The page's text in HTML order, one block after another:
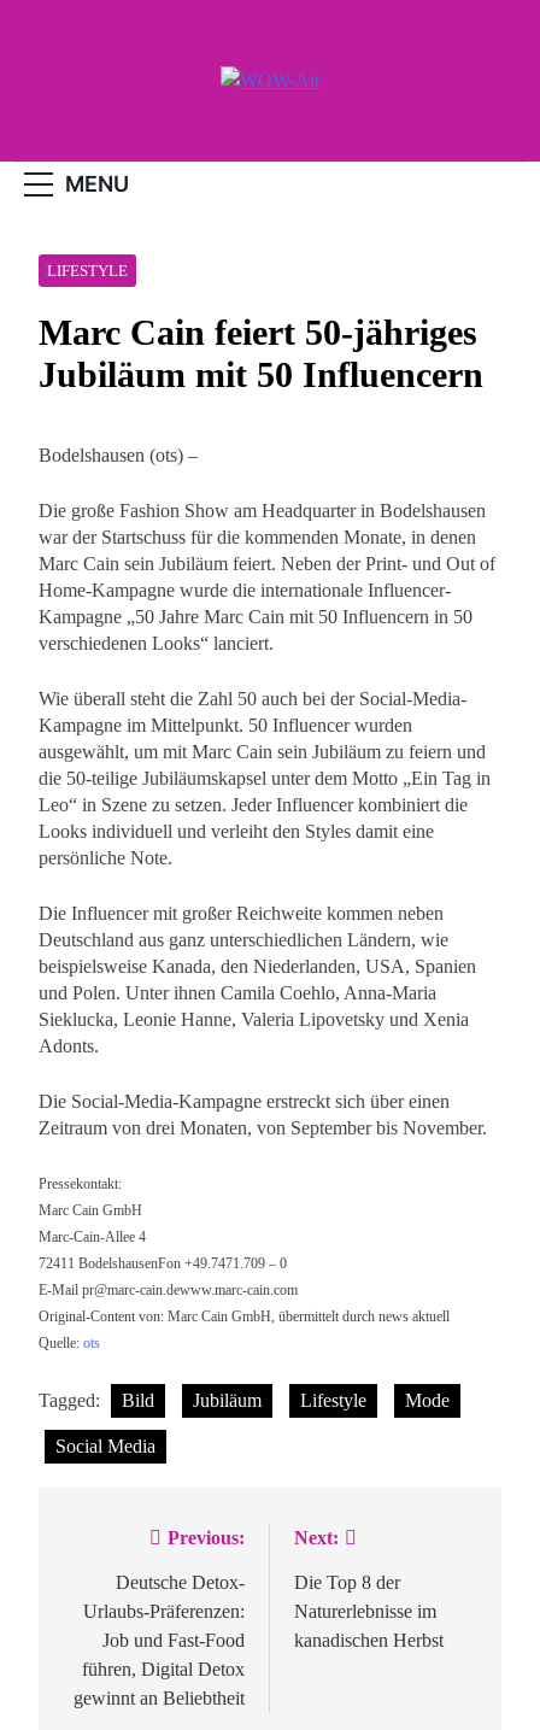
MENU
LIFESTYLE
Marc Cain feiert 50-jähriges
Jubiläum mit 50 Influencern
Bodelshausen (ots) –
Die große Fashion Show am Headquarter in Bodelshausen
war der Startschuss für die kommenden Monate, in denen
Marc Cain sein Jubiläum feiert. Neben der Print- und Out of
Home-Kampagne wurde die internationale Influencer-
Kampagne „50 Jahre Marc Cain mit 50 Influencern in 50
verschiedenen Looks“ lanciert.
Wie überall steht die Zahl 50 auch bei der Social-Media-
Kampagne im Mittelpunkt. 50 Influencer wurden
ausgewählt, um mit Marc Cain sein Jubiläum zu feiern und
die 50-teilige Jubiläumskapsel unter dem Motto „Ein Tag in
Leo“ in Szene zu setzen. Jeder Influencer kombiniert die
Looks individuell und verleiht den Styles damit eine
persönliche Note.
Die Influencer mit großer Reichweite kommen neben
Deutschland aus ganz unterschiedlichen Ländern, wie
beispielsweise Kanada, den Niederlanden, USA, Spanien
und Polen. Unter ihnen Camila Coehlo, Anna-Maria
Sieklucka, Leonie Hanne, Valeria Lipovetsky und Xenia
Adonts.
Die Social-Media-Kampagne erstreckt sich über einen
Zeitraum von drei Monaten, von September bis November.
Pressekontakt:
Marc Cain GmbH
Marc-Cain-Allee 4
72411 BodelshausenFon +49.7471.709 – 0
E-Mail pr@marc-cain.dewww.marc-cain.com
Original-Content von: Marc Cain GmbH, übermittelt durch news aktuell
Quelle: ots
Tagged: Bild Jubiläum Lifestyle Mode
Social Media
Beitragsnavigation
Previous:
Deutsche Detox-
Urlaubs-Präferenzen:
Job und Fast-Food
führen, Digital Detox
gewinnt an Beliebtheit
Next:
Die Top 8 der
Naturerlebnisse im
kanadischen Herbst